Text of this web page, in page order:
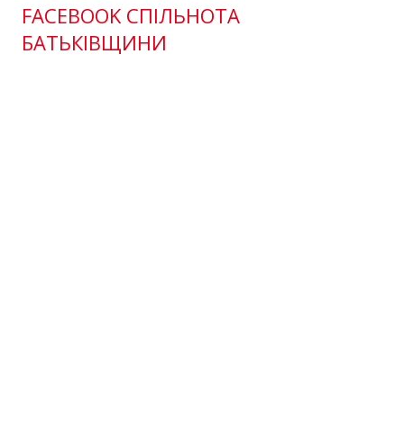
FACEBOOK СПІЛЬНОТА
БАТЬКІВЩИНИ